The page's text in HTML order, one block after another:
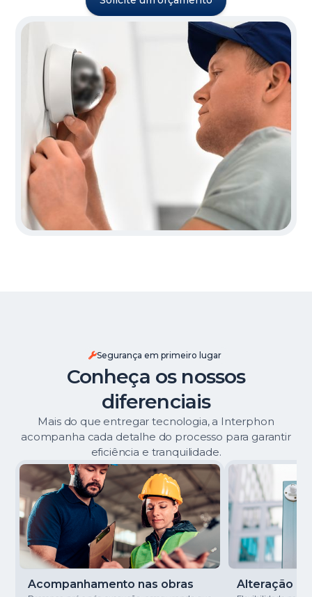
Segurança em primeiro lugar
Conheça os nossos
diferenciais
Mais do que entregar tecnologia, a Interphon
acompanha cada detalhe do processo para garantir
eficiência e tranquilidade.
Acompanhamento nas obras Alteração